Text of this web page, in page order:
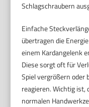
Schlagschraubern
Einfache
übertragen die
einem Kardangelenk
Diese sorgt oft für
Spiel vergrößern oder
reagieren. Wichtig
normalen